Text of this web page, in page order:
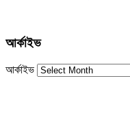
আর্কাইভ
আর্কাইভ